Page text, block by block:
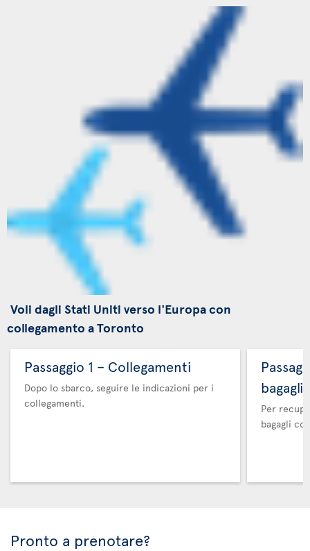
Voli dagli Stati Uniti verso l'Europa con
collegamento a Toronto
Passaggio 1 – Collegamenti
Dopo lo sbarco, seguire le indicazioni per i
collegamenti.
Per
bagagli
Pronto a prenotare?